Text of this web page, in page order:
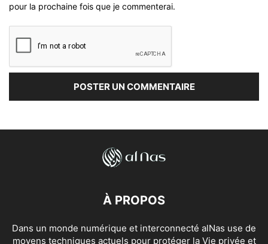
pour la prochaine fois que je commenterai.
À PROPOS
Dans un monde numérique et interconnecté alNas use de
moyens techniques actuels pour protéger la Vie privée et